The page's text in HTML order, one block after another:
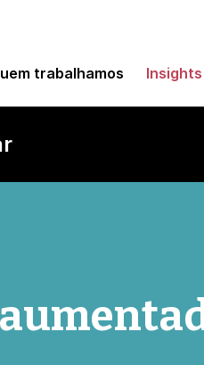
trabalhamos Insights